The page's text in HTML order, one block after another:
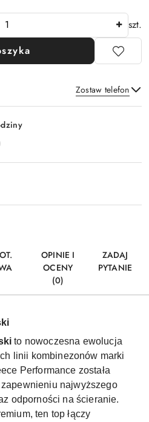
szt.
Zostaw telefon
OPINIE I
OCENY
(0)
ZADAJ
PYTANIE
to nowoczesna ewolucja
linii kombinezonów marki
Performance została
najwyższego
odporności na ścieranie.
ten top łączy